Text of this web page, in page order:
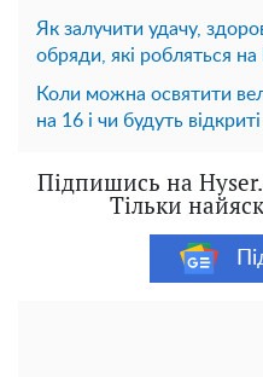
Як залучити удачу,
обряди, які робляться
Коли можна освятити
на 16 і чи будуть
Підпишись на
Тільки